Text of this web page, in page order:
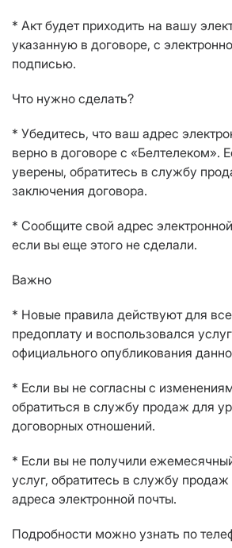
* Акт будет приходить на вашу
указанную в договоре, с
подписью.
Что нужно сделать?
* Убедитесь, что ваш адрес
верно в договоре с «Белтелеком».
уверены, обратитесь в службу
заключения договора.
* Сообщите свой адрес
если вы еще этого не сделали.
Важно
* Новые правила действуют для
предоплату и воспользовался
официального опубликования
* Если вы не согласны с
обратиться в службу продаж для
договорных отношений.
* Если вы не получили
услуг, обратитесь в службу продаж
адреса электронной почты.
Подробности можно узнать по